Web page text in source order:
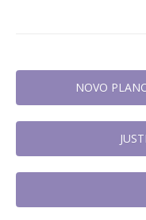
NOVO